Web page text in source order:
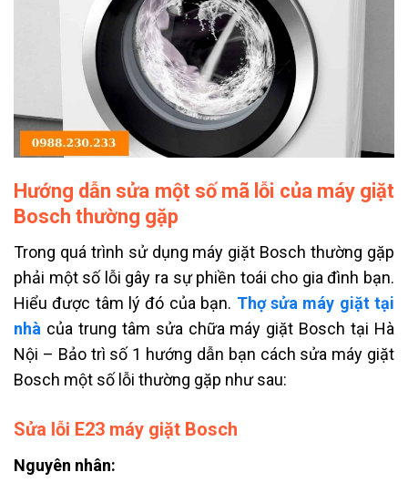
Hướng dẫn sửa một số mã lỗi của máy giặt
Bosch thường gặp
Trong quá trình sử dụng máy giặt Bosch thường gặp
phải một số lỗi gây ra sự phiền toái cho gia đình bạn.
Hiểu được tâm lý đó của bạn. Thợ sửa máy giặt tại
nhà của trung tâm sửa chữa máy giặt Bosch tại Hà
Nội – Bảo trì số 1 hướng dẫn bạn cách sửa máy giặt
Bosch một số lỗi thường gặp như sau:
Sửa lỗi E23 máy giặt Bosch
Nguyên nhân: